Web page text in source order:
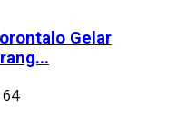
Gelar
64